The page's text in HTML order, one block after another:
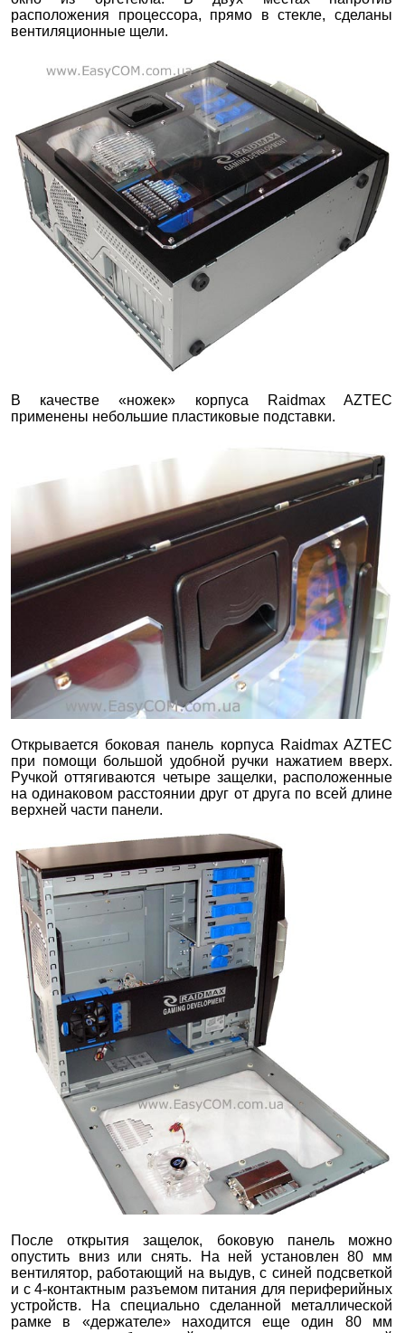
расположения процессора, прямо в стекле, сделаны
вентиляционные щели.
В качестве «ножек» корпуса Raidmax AZTEC
применены небольшие пластиковые подставки.
Открывается боковая панель корпуса Raidmax AZTEC
при помощи большой удобной ручки нажатием вверх.
Ручкой оттягиваются четыре защелки, расположенные
на одинаковом расстоянии друг от друга по всей длине
верхней части панели.
После открытия защелок, боковую панель можно
опустить вниз или снять. На ней установлен 80 мм
вентилятор, работающий на выдув, с синей подсветкой
и с 4-контактным разъемом питания для периферийных
устройств. На специально сделанной металлической
рамке в «держателе» находится еще один 80 мм